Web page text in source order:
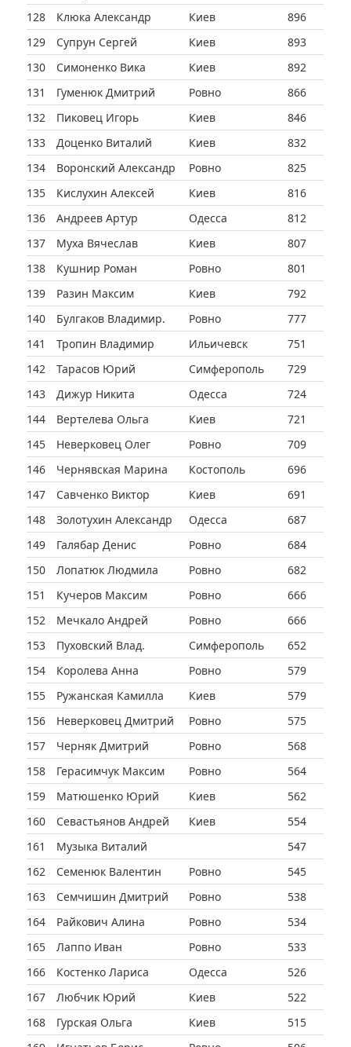
128
Клюка Александр Киев
896
129
Супрун Сергей Киев
893
130
Симоненко Вика Киев
892
131
Гуменюк Дмитрий Ровно
866
132
Пиковец Игорь Киев
846
133
Доценко Виталий Киев
832
134
Воронский Александр Ровно
825
135
Кислухин Алексей Киев
816
136
Андреев Артур Одесса
812
137
Муха Вячеслав Киев
807
138
Кушнир Роман Ровно
801
139
Разин Максим Киев
792
140
Булгаков Владимир. Ровно
777
141
Тропин Владимир Ильичевск
751
142
Тарасов Юрий Симферополь
729
143
Дижур Никита Одесса
724
144
Вертелева Ольга Киев
721
145
Неверковец Олег Ровно
709
146
Чернявская Марина Костополь
696
147
Савченко Виктор Киев
691
148
Золотухин Александр Одесса
687
149
Галябар Денис Ровно
684
150
Лопатюк Людмила Ровно
682
151
Кучеров Максим Ровно
666
152
Мечкало Андрей Ровно
666
153
Пуховский Влад. Симферополь
652
154
Королева Анна Ровно
579
155
Ружанская Камилла Киев
579
156
Неверковец Дмитрий Ровно
575
157
Черняк Дмитрий Ровно
568
158
Герасимчук Максим Ровно
564
159
Матюшенко Юрий Киев
562
160
Севастьянов Андрей Киев
554
161
Музыка Виталий
547
162
Семенюк Валентин Ровно
545
163
Семчишин Дмитрий Ровно
538
164
Райкович Алина Ровно
534
165
Лаппо Иван Ровно
533
166
Костенко Лариса Одесса
526
167
Любчик Юрий Киев
522
168
Гурская Ольга Киев
515